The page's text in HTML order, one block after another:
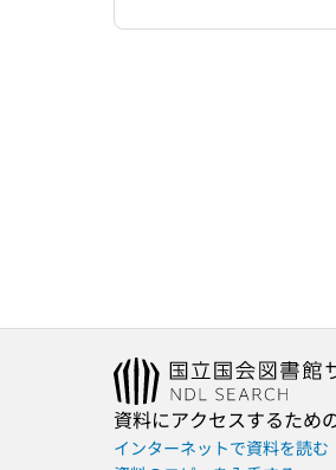
資料にアクセスするため
インターネットで資料を読む